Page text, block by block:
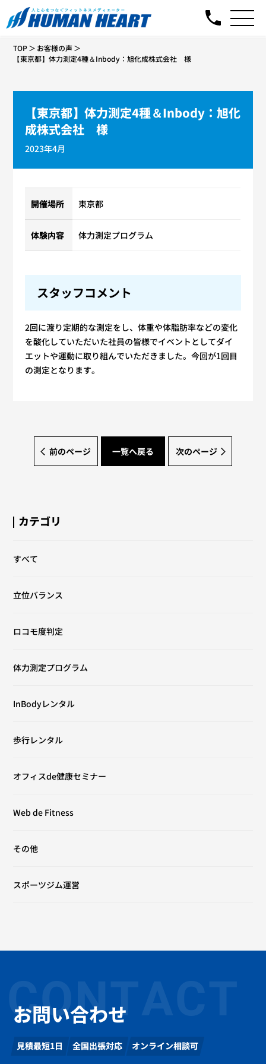
TOP
お客様の声
【東京都】体力測定4種＆Inbody：旭化成株式会社 様
【東京都】体力測定4種＆Inbody：旭化
成株式会社 様
2023年4月
開催場所 東京都
体験内容 体力測定プログラム
スタッフコメント
2回に渡り定期的な測定をし、体重や体脂肪率などの変化
を酸化していただいた社員の皆様でイベントとしてダイ
エットや運動に取り組んでいただきました。今回が1回目
の測定となります。
前のページ 一覧へ戻る 次のページ
カテゴリ
すべて
立位バランス
ロコモ度判定
体力測定プログラム
InBodyレンタル
歩行レンタル
オフィスde健康セミナー
Web de Fitness
その他
スポーツジム運営
お問い合わせ
CONTACT
見積最短1日 全国出張対応
オンライン相談可